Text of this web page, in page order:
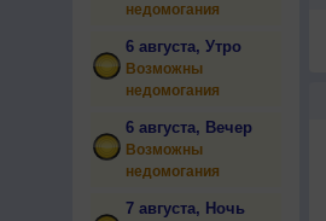
недомогания
6 августа, Утро
Возможны
недомогания
6 августа, Вечер
Возможны
недомогания
7 августа, Ночь